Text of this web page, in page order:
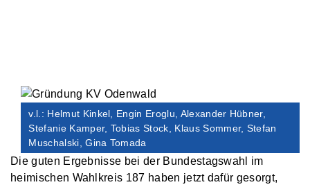
v.l.: Helmut Kinkel, Engin Eroglu, Alexander Hübner,
Stefanie Kamper, Tobias Stock, Klaus Sommer, Stefan
Muschalski, Gina Tomada
Die guten Ergebnisse bei der Bundestagswahl im
heimischen Wahlkreis 187 haben jetzt dafür gesorgt,